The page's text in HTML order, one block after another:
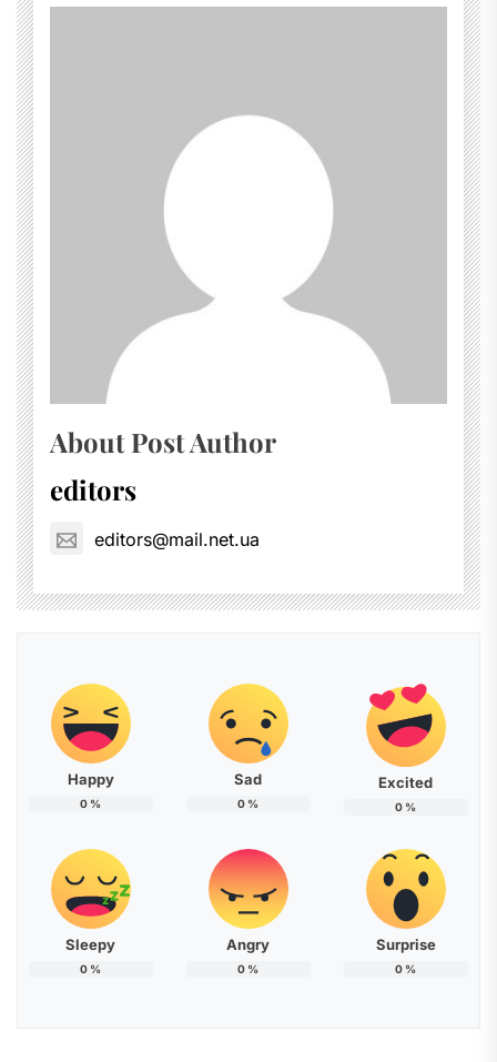
About Post Author
editors
editors@mail.net.ua
Happy
0 %
Sad
0 %
Excited
0 %
Sleepy
0 %
Angry
0 %
Surprise
0 %